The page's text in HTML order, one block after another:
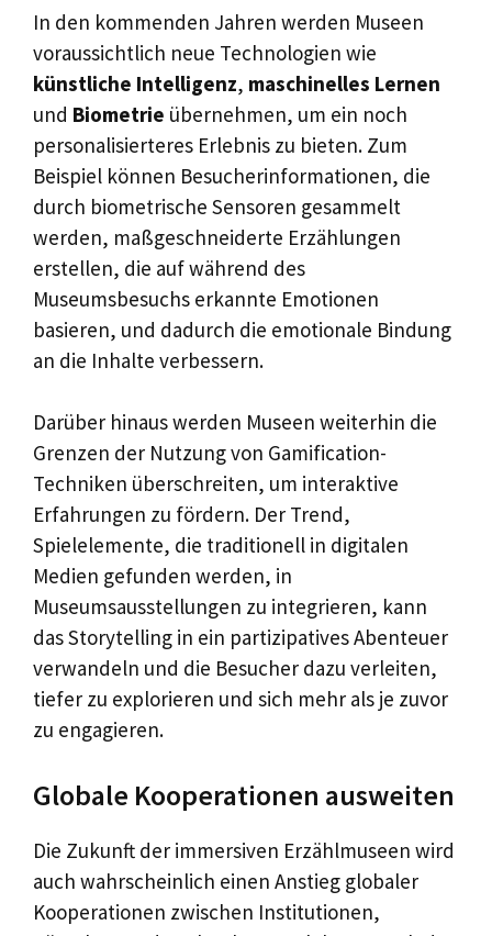
In den kommenden Jahren werden Museen
voraussichtlich neue Technologien wie
künstliche Intelligenz, maschinelles Lernen
und Biometrie übernehmen, um ein noch
personalisierteres Erlebnis zu bieten. Zum
Beispiel können Besucherinformationen, die
durch biometrische Sensoren gesammelt
werden, maßgeschneiderte Erzählungen
erstellen, die auf während des
Museumsbesuchs erkannte Emotionen
basieren, und dadurch die emotionale Bindung
an die Inhalte verbessern.
Darüber hinaus werden Museen weiterhin die
Grenzen der Nutzung von Gamification-
Techniken überschreiten, um interaktive
Erfahrungen zu fördern. Der Trend,
Spielelemente, die traditionell in digitalen
Medien gefunden werden, in
Museumsausstellungen zu integrieren, kann
das Storytelling in ein partizipatives Abenteuer
verwandeln und die Besucher dazu verleiten,
tiefer zu explorieren und sich mehr als je zuvor
zu engagieren.
Globale Kooperationen ausweiten
Die Zukunft der immersiven Erzählmuseen wird
auch wahrscheinlich einen Anstieg globaler
Kooperationen zwischen Institutionen,